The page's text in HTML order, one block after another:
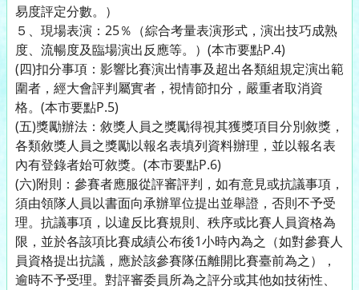
易度評定分數。）
５、現場表演：25％（綜合考量表演形式，演出技巧成熟
度、流暢度及臨場演出反應等。）(本市要點P.4)
(四)扣分事項：影響比賽演出情事及超出各類組規定演出範
圍者，經大會評判屬實者，視情節扣分，嚴重者取消資
格。(本市要點P.5)
(五)獎勵辦法：敘獎人員之獎勵得視其獲獎項目分別敘獎，
各類敘獎人員之獎勵以報名表填列資料辦理，並以報名表
內有登錄者始可敘獎。(本市要點P.6)
(六)附則：參賽者應服從評審評判，如有意見或抗議事項，
須由領隊人員以書面向承辦單位提出並舉證，否則不予受
理。抗議事項，以違反比賽規則、秩序或比賽人員資格為
限，並於各該項比賽成績公布後1小時內為之（如對參賽人
員資格提出抗議，應於該參賽隊伍離開比賽臺前為之），
逾時不予受理。對評審委員所為之評分或其他如技術性、